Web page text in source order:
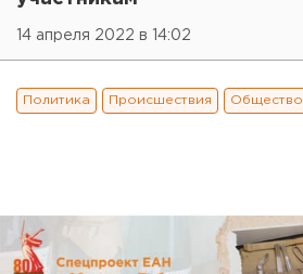
14 апреля 2022 в 14:02
Политика Происшествия Общество